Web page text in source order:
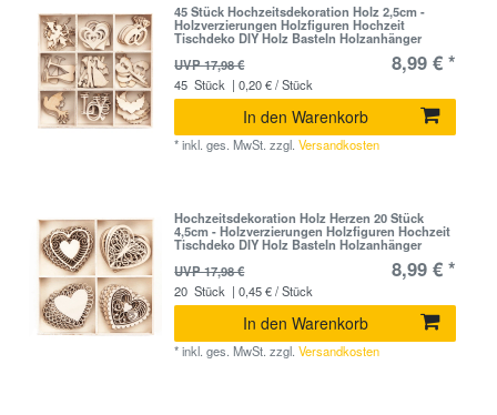
45 Stück Hochzeitsdekoration Holz 2,5cm -
Holzverzierungen Holzfiguren Hochzeit
Tischdeko DIY Holz Basteln Holzanhänger
UVP 17,98 €
8,99 € *
45 Stück | 0,20 € / Stück
In den Warenkorb
*inkl. ges. MwSt. zzgl.Versandkosten
Hochzeitsdekoration Holz Herzen 20 Stück
4,5cm - Holzverzierungen Holzfiguren Hochzeit
Tischdeko DIY Holz Basteln Holzanhänger
UVP 17,98 €
8,99 € *
20 Stück | 0,45 € / Stück
In den Warenkorb
*inkl. ges. MwSt. zzgl.Versandkosten